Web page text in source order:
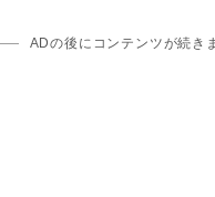
ADの後にコンテンツが続き